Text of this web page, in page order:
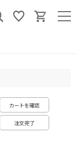
カートを確認
注文完了